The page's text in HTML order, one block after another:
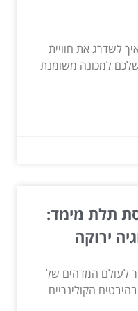
לשדרג את חוויית
למכונה משומנת
תלת מימד:
ירוקה
לעולם המדהים של
הקולינריים